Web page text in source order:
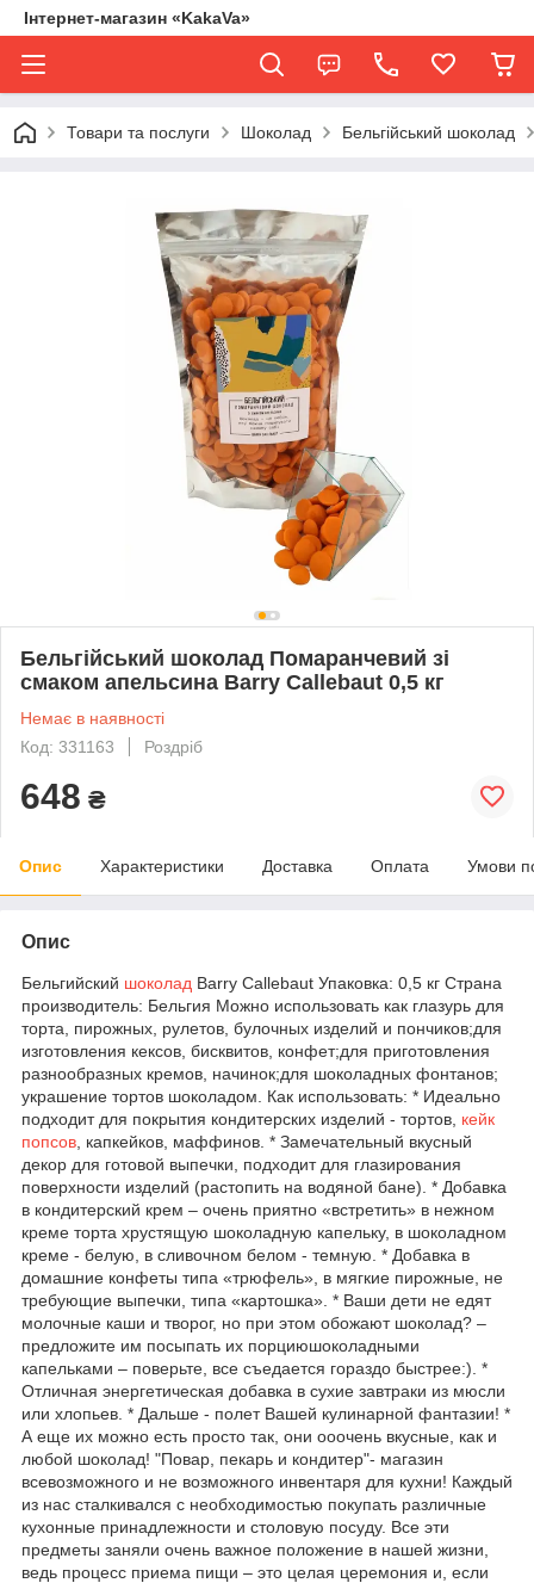
Інтернет-магазин «KakaVa»
Товари та послуги Шоколад Бельгійський шоколад
Бельгійський шоколад Помаранчевий зі
смаком апельсина Barry Callebaut 0,5 кг
Немає в наявності
Код: 331163
Роздріб
648 ₴
Опис Характеристики Доставка Оплата Умови
Опис
Бельгийский шоколад Barry Callebaut Упаковка: 0,5 кг Страна
производитель: Бельгия Можно использовать как глазурь для
торта, пирожных, рулетов, булочных изделий и пончиков;для
изготовления кексов, бисквитов, конфет;для приготовления
разнообразных кремов, начинок;для шоколадных фонтанов;
украшение тортов шоколадом. Как использовать: * Идеально
подходит для покрытия кондитерских изделий - тортов, кейк
попсов , капкейков, маффинов. * Замечательный вкусный
декор для готовой выпечки, подходит для глазирования
поверхности изделий (растопить на водяной бане). * Добавка
в кондитерский крем – очень приятно «встретить» в нежном
креме торта хрустящую шоколадную капельку, в шоколадном
креме - белую, в сливочном белом - темную. * Добавка в
домашние конфеты типа «трюфель», в мягкие пирожные, не
требующие выпечки, типа «картошка». * Ваши дети не едят
молочные каши и творог, но при этом обожают шоколад? –
предложите им посыпать их порциюшоколадными
капельками – поверьте, все съедается гораздо быстрее:). *
Отличная энергетическая добавка в сухие завтраки из мюсли
или хлопьев. * Дальше - полет Вашей кулинарной фантазии! *
А еще их можно есть просто так, они ооочень вкусные, как и
любой шоколад! "Повар, пекарь и кондитер"- магазин
всевозможного и не возможного инвентаря для кухни! Каждый
из нас сталкивался с необходимостью покупать различные
кухонные принадлежности и столовую посуду. Все эти
предметы заняли очень важное положение в нашей жизни,
ведь процесс приема пищи – это целая церемония и, если